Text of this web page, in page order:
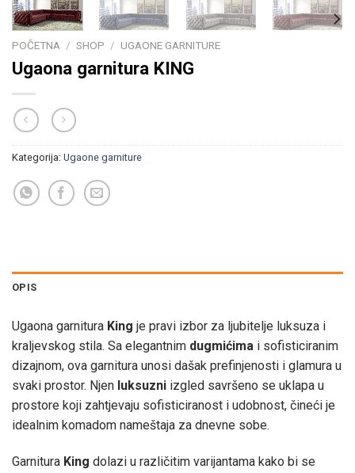
POČETNA / SHOP / UGAONE GARNITURE
Ugaona garnitura KING
Kategorija: Ugaone garniture
OPIS
Ugaona garnitura King je pravi izbor za ljubitelje luksuza i
kraljevskog stila. Sa elegantnim dugmićima i sofisticiranim
dizajnom, ova garnitura unosi dašak prefinjenosti i glamura u
svaki prostor. Njen luksuzni izgled savršeno se uklapa u
prostore koji zahtjevaju sofisticiranost i udobnost, čineći je
idealnim komadom nameštaja za dnevne sobe.
Garnitura King dolazi u različitim varijantama kako bi se